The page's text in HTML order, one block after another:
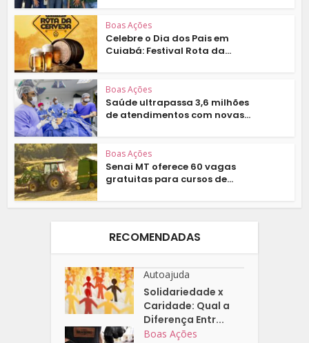
Boas Ações
Celebre o Dia dos Pais em
Cuiabá: Festival Rota da...
Boas Ações
Saúde ultrapassa 3,6 milhões
de atendimentos com novas...
Boas Ações
Senai MT oferece 60 vagas
gratuitas para cursos de...
RECOMENDADAS
Autoajuda
Solidariedade x
Caridade: Qual a
Diferença Entr...
Boas Ações